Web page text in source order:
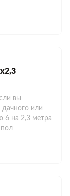
вы
или
6 на 2,3 метра